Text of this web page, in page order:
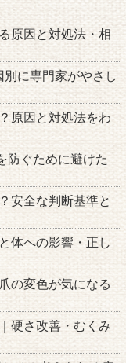
原因と対処法・相
に専門家がやさし
原因と対処法をわ
防ぐために避けた
安全な判断基準と
体への影響・正し
の変色が気になる
硬さ改善・むくみ